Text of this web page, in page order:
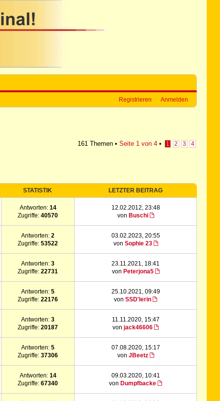
Registrieren Anmelden
161 Themen • Seite 1von 4• 1 2 3 4
STATISTIK LETZTER BEITRAG
Antworten: 14
Zugriffe:40570
12.02.2012, 23:48
von Buschi
Antworten:2
Zugriffe:53522
03.02.2023, 20:55
von Sophie 23
Antworten:3
Zugriffe:22731
23.11.2021, 18:41
von Peterjona5
Antworten:5
Zugriffe:22176
25.10.2021, 09:49
vonSSD'lerin
Antworten:3
Zugriffe:20187
11.11.2020, 15:47
vonjack46606
Antworten:5
Zugriffe:37306
07.08.2020, 15:17
von JBeetz
Antworten: 14
Zugriffe:67340
09.03.2020, 10:41
von Dumpfbacke